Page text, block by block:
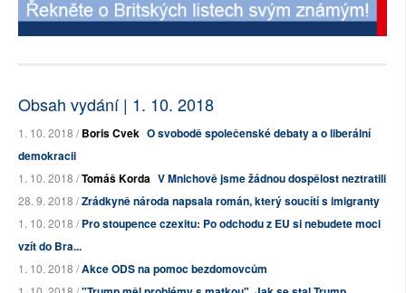
Obsah vydání | 1. 10. 2018
1. 10. 2018 /Boris Cvek O svobodě společenské debaty a o liberální
demokracii
1. 10. 2018 /Tomáš Korda V Mnichově jsme žádnou dospělost neztratili
28. 9. 2018 /Zrádkyně národa napsala román, který soucítí s imigranty
1. 10. 2018 /Pro stoupence czexitu: Po odchodu z EU si nebudete moci
vzít do Bra...
1. 10. 2018 /Akce ODS na pomoc bezdomovcům